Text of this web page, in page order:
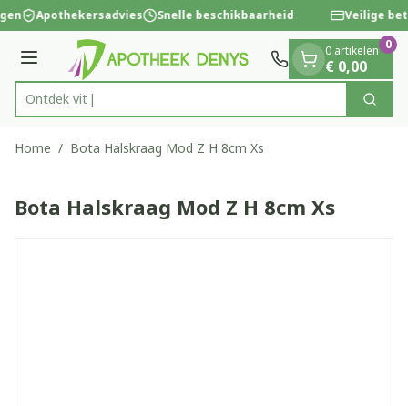
Ga naar de inhoud
1 van 1
Apothekersadvies Snelle beschikbaarheid Veilige
Menu
Product, merk, categorie...
Ont Zoek
0 artikelen
€ 0,00
0
Home / Bota Halskraag Mod Z H 8cm Xs
Bota Halskraag Mod Z H 8cm Xs